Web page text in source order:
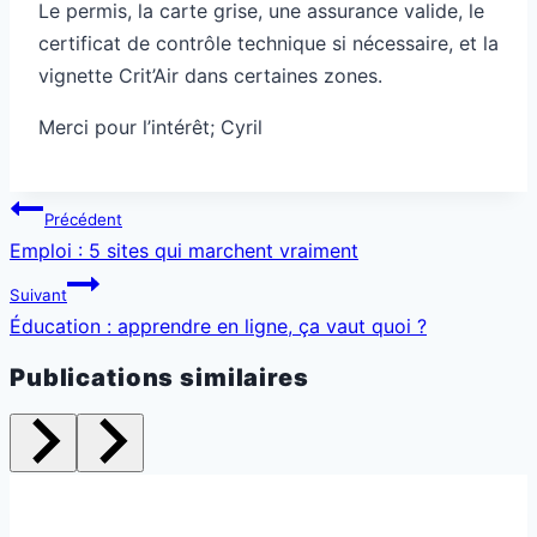
Le permis, la carte grise, une assurance valide, le
certificat de contrôle technique si nécessaire, et la
vignette Crit’Air dans certaines zones.
Merci pour l’intérêt; Cyril
Navigation
de
l’article
Précédent
Emploi : 5 sites qui marchent vraiment
Suivant
Éducation : apprendre en ligne, ça vaut quoi ?
Publications similaires